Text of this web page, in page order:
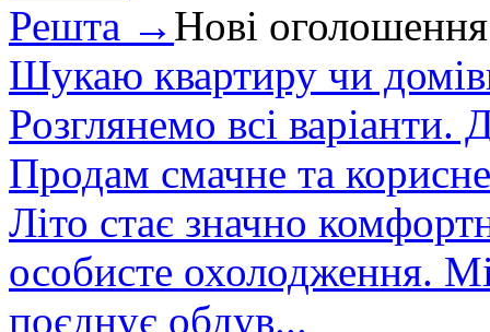
Решта → Нові оголошення
Шукаю квартиру чи
Розглянемо всі варіанти.
Продам смачне та
Літо стає значно
особисте охолодження.
поєднує обдув...